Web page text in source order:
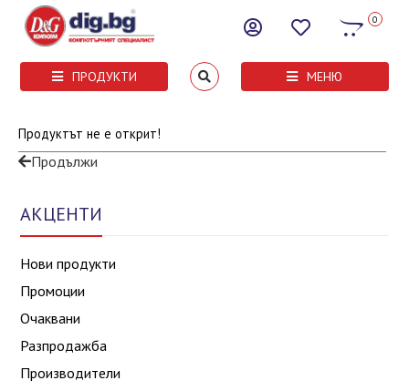
0
ПРОДУКТИ МЕНЮ
Продуктът не е открит!
Продължи
АКЦЕНТИ
Нови продукти
Промоции
Очаквани
Разпродажба
Производители